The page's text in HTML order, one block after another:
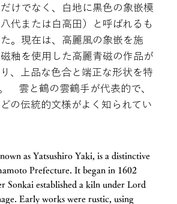
けでなく、白地に黒色の象嵌模
代または白高田）と呼ばれるも
。現在は、高麗風の象嵌を施
釉を使用した高麗青磁の作品が
、上品な色合と端正な形状を特
雲と鶴の雲鶴手が代表的で、
の伝統的文様がよく知られてい
as Yatsushiro Yaki, is a distinctive
Prefecture. It began in 1602
Sonkai established a kiln under Lord
Early works were rustic, using